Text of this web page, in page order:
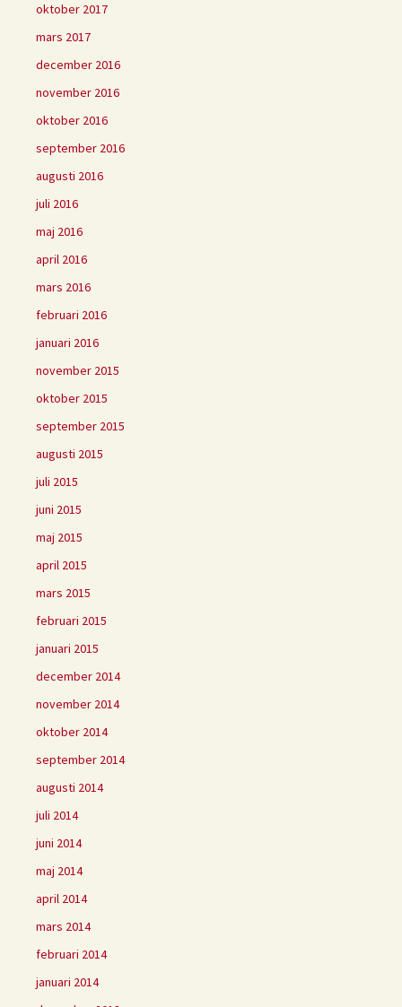
oktober 2017
mars 2017
december 2016
november 2016
oktober 2016
september 2016
augusti 2016
juli 2016
maj 2016
april 2016
mars 2016
februari 2016
januari 2016
november 2015
oktober 2015
september 2015
augusti 2015
juli 2015
juni 2015
maj 2015
april 2015
mars 2015
februari 2015
januari 2015
december 2014
november 2014
oktober 2014
september 2014
augusti 2014
juli 2014
juni 2014
maj 2014
april 2014
mars 2014
februari 2014
januari 2014